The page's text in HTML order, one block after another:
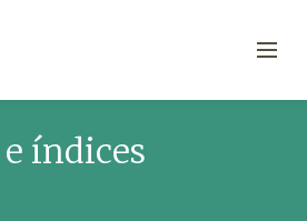
índices